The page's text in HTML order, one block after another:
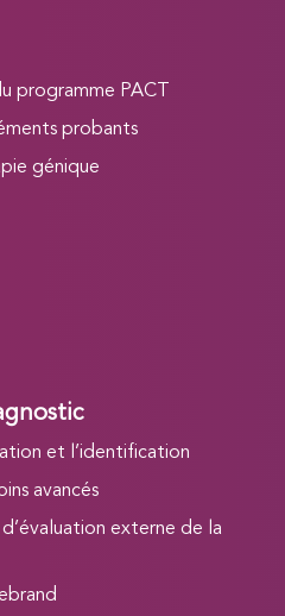
programme PACT
probants
génique
et l’identification
avancés
externe de la